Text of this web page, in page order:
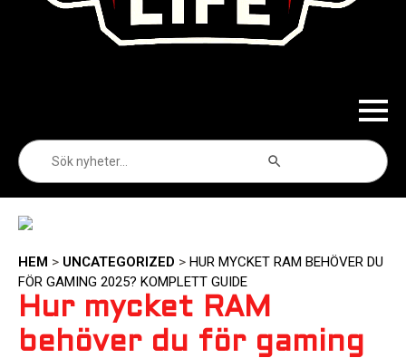
efter:
HEM > UNCATEGORIZED > HUR MYCKET RAM BEHÖVER DU
FÖR GAMING 2025? KOMPLETT GUIDE
Hur mycket RAM
behöver du för gaming